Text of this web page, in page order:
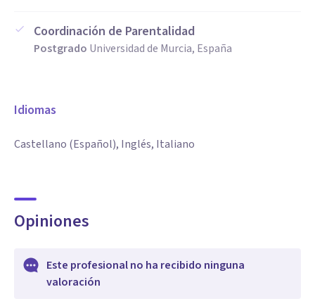
Coordinación de Parentalidad
Postgrado Universidad de Murcia, España
Idiomas
Castellano (Español), Inglés, Italiano
Opiniones
Este profesional no ha recibido ninguna
valoración